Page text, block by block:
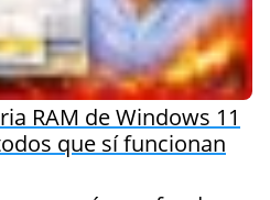
RAM de Windows 11
que sí funcionan